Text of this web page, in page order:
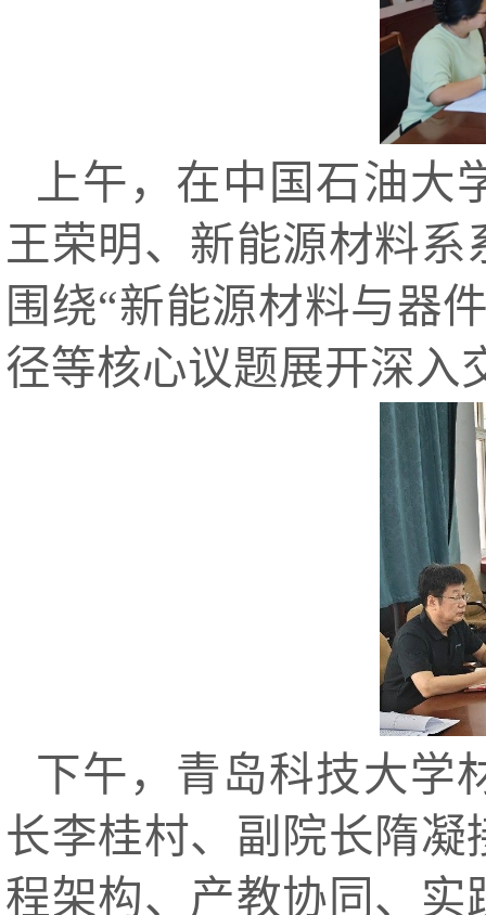
上午，在中国石油大
王荣明、新能源材料
围绕“新能源材料与器
径等核心议题展开深入
下午，青岛科技大学
长李桂村、副院长隋
程架构、产教协同、